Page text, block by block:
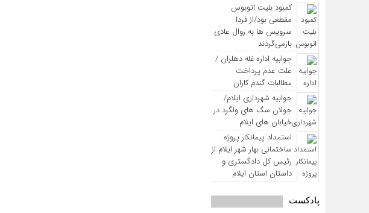
کمبود بلیت اتوبوس
مقطعی بود/از فردا
سرویس ها به روال عادی
بازمی‌گردند
جوابیه اداره غله دهلران /
علت عدم پرداخت
مطالبات گندم کاران
جوابیه شهرداری ایلام/
جولان سگ های ولگرد در
خیابان های ایلام
استمداد پیمانکار پروژه
ساختمانی بهار شهر ایلام از
رئیس کل دادگستری و
داستان استان ایلام
پادکست